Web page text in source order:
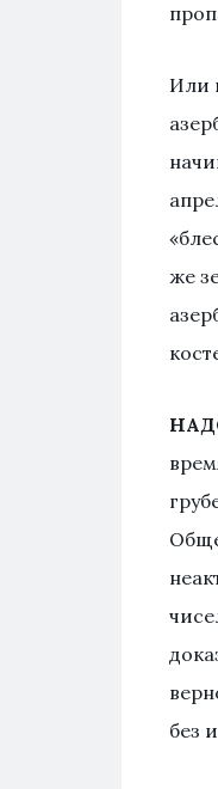
Или
же
без